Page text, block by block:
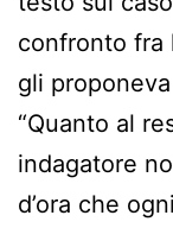
confronto fra
gli
“Quanto al
indagatore
d’ora che